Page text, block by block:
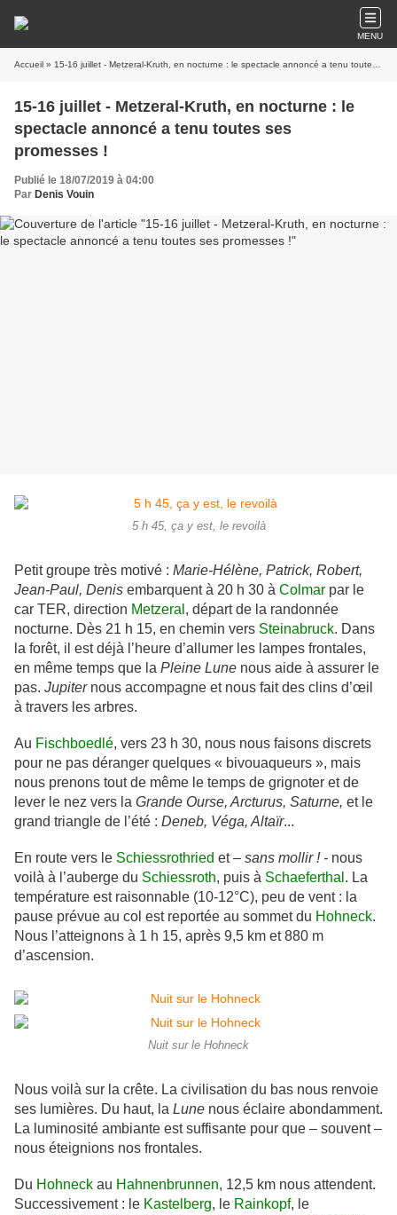
MENU
Accueil » 15-16 juillet - Metzeral-Kruth, en nocturne : le spectacle annoncé a tenu toutes ses promesses !
15-16 juillet - Metzeral-Kruth, en nocturne : le
spectacle annoncé a tenu toutes ses
promesses !
Publié le 18/07/2019 à 04:00
Par Denis Vouin
5 h 45, ça y est, le revoilà
Petit groupe très motivé : Marie-Hélène, Patrick, Robert,
Jean-Paul, Denis embarquent à 20 h 30 à Colmar par le
car TER, direction Metzeral , départ de la randonnée
nocturne. Dès 21 h 15, en chemin vers Steinabruck. Dans
la forêt, il est déjà l’heure d’allumer les lampes frontales,
en même temps que la Pleine Lune nous aide à assurer le
pas. Jupiter nous accompagne et nous fait des clins d’œil
à travers les arbres.
Au Fischboedlé, vers 23 h 30, nous nous faisons discrets
pour ne pas déranger quelques « bivouaqueurs », mais
nous prenons tout de même le temps de grignoter et de
lever le nez vers la Grande Ourse, Arcturus, Saturne, et le
grand triangle de l’été : Deneb, Véga, Altaïr...
En route vers le Schiessrothried et– sans mollir ! - nous
voilà à l’auberge du Schiessroth, puis à Schaeferthal . La
température est raisonnable (10-12°C), peu de vent : la
pause prévue au col est reportée au sommet du Hohneck.
Nous l’atteignons à 1 h 15, après 9,5 km et 880 m
d’ascension.
Nuit sur le Hohneck
Nous voilà sur la crête. La civilisation du bas nous renvoie
ses lumières. Du haut, la Lune nous éclaire abondamment.
La luminosité ambiante est suffisante pour que – souvent –
nous éteignions nos frontales.
Du Hohneck au Hahnenbrunnen, 12,5 km nous attendent.
Successivement : le Kastelberg, le Rainkopf, le